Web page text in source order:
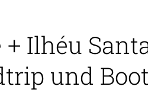
+ Ilhéu
und